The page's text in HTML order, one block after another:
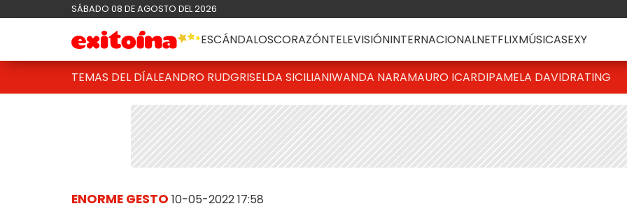
SÁBADO 08 DE AGOSTO DEL 2026
ESCÁNDALOSCORAZÓNTELEVISIÓNINTERNACIONALNETFLIXMÚSICASEXY
TEMAS DEL DÍALEANDRO RUDGRISELDA SICILIANIWANDA NARAMAURO ICARDIPAMELA DAVIDRATING
ENORME GESTO 10-05-2022 17:58